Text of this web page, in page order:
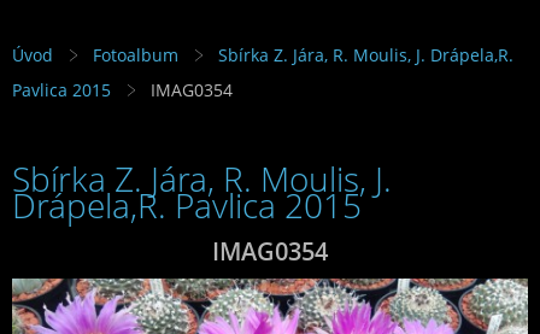
Úvod Fotoalbum
Sbírka Z. Jára, R. Moulis, J. Drápela,R.
Pavlica 2015
IMAG0354
Sbírka Z. Jára, R. Moulis, J.
Drápela,R. Pavlica 2015
IMAG0354